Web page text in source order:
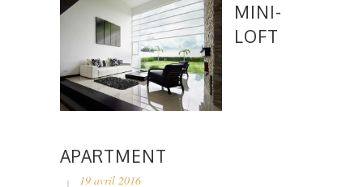
MINI-
LOFT
APARTMENT
19 avril 2016